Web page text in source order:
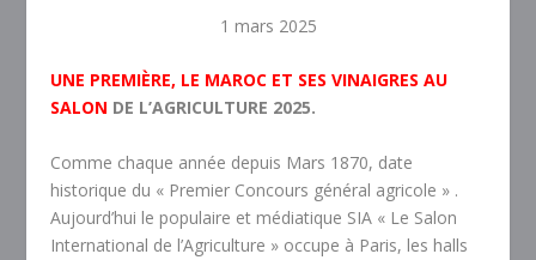
1 mars 2025
UNE PREMIÈRE, LE MAROC ET SES VINAIGRES AU
SALON DE L’AGRICULTURE 2025.
Comme chaque année depuis Mars 1870, date
historique du « Premier Concours général agricole » .
Aujourd’hui le populaire et médiatique SIA « Le Salon
International de l’Agriculture » occupe à Paris, les halls